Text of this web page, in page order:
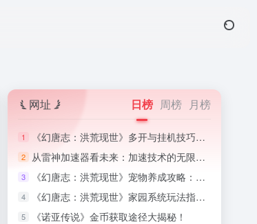
网址 日榜 周榜 月榜
1 《幻唐志：洪荒现世》多开与挂机技巧：高效利用游戏时间,高效利用游戏时间
2 从雷神加速器看未来：加速技术的无限可能,加速器的魔法
3 《幻唐志：洪荒现世》宠物养成攻略：培养忠诚的战斗伙伴,幻唐志小伙伴图鉴最新版
4 《幻唐志：洪荒现世》家园系统玩法指南：打造梦想中的家园,幻唐志家园积分
5 《诺亚传说》金币获取途径大揭秘！